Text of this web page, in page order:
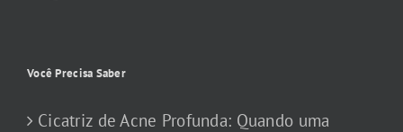
Você Precisa Saber
Cicatriz de Acne Profunda: Quando uma